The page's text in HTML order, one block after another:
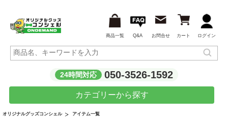
商品一覧 Q&A お問合せ カート ログイン
24時間対応 050-3526-1592
カテゴリーから探す
オリジナルグッズコンシェル アイテム一覧